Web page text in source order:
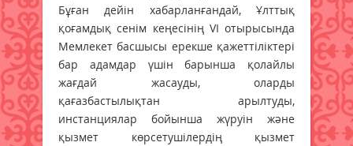
Бұған дейін хабарланғандай, Ұлттық
қоғамдық сенім кеңесінің VI отырысында
Мемлекет басшысы ерекше қажеттіліктері
бар адамдар үшін барынша қолайлы
жағдай жасауды, оларды
қағазбастылықтан арылтуды,
инстанциялар бойынша жүруін және
қызмет көрсетушілердің қызмет